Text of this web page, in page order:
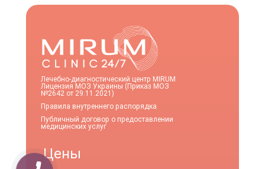
Лечебно-диагностический центр MIRUM
Лицензия МОЗ Украины (Приказ МОЗ
№2642 от 29.11.2021)
Правила внутреннего распорядка
Публичный договор о предоставлении
медицинских услуг
Цены